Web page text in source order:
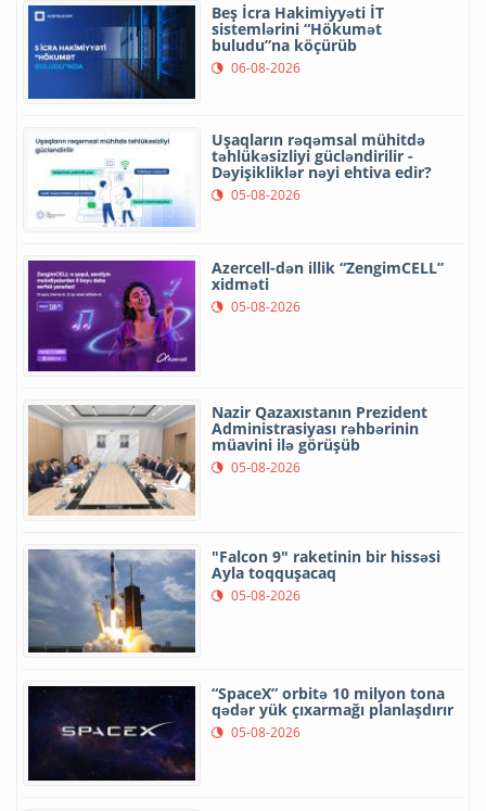
Beş İcra Hakimiyyəti İT
sistemlərini “Hökumət
buludu”na köçürüb
06-08-2026
Uşaqların rəqəmsal mühitdə
təhlükəsizliyi gücləndirilir -
Dəyişikliklər nəyi ehtiva edir?
05-08-2026
Azercell-dən illik “ZengimCELL”
xidməti
05-08-2026
Nazir Qazaxıstanın Prezident
Administrasiyası rəhbərinin
müavini ilə görüşüb
05-08-2026
"Falcon 9" raketinin bir hissəsi
Ayla toqquşacaq
05-08-2026
“SpaceX” orbitə 10 milyon tona
qədər yük çıxarmağı planlaşdırır
05-08-2026